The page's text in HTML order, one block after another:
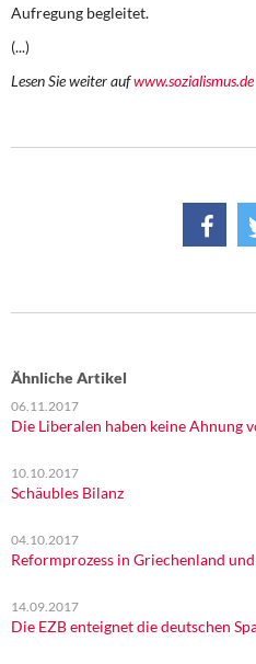
Öffentliche Infrastruktur und
Rosa-Luxemburg-Stiftung
Kontakt
Aufregung begleitet.
(...)
Lesen Sie weiter aufwww.sozialismus.de
Ähnliche Artikel
06.11.2017
Die Liberalen haben keine Ahnung
10.10.2017
Schäubles Bilanz
04.10.2017
Reformprozess in Griechenland
14.09.2017
Die EZB enteignet die deutschen